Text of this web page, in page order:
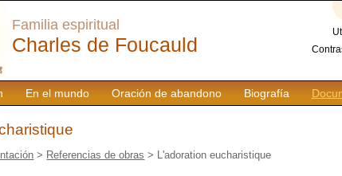
En el mundo Oración de abandono Biografía
Familia espiritual
Charles de Foucauld
> Referencias de obras > L'adoration eucharistique